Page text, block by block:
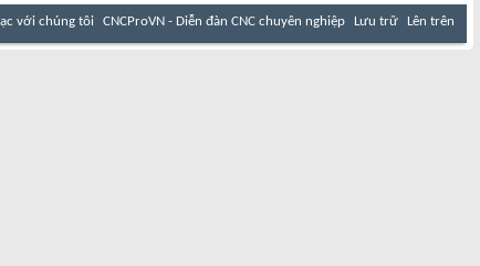
với chúng tôi CNCProVN - Diễn đàn CNC chuyên nghiệp Lưu trữ Lên trên